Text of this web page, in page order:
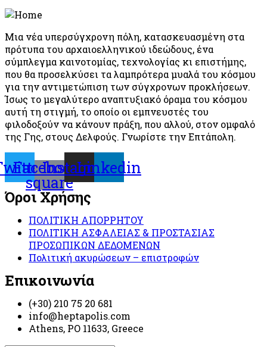
Μια νέα υπερσύγχρονη πόλη, κατασκευασμένη στα
πρότυπα του αρχαιοελληνικού ιδεώδους, ένα
σύμπλεγμα καινοτομίας, τεχνολογίας κι επιστήμης,
που θα προσελκύσει τα λαμπρότερα μυαλά του κόσμου
για την αντιμετώπιση των σύγχρονων προκλήσεων.
Ίσως το μεγαλύτερο αναπτυξιακό όραμα του κόσμου
αυτή τη στιγμή, το οποίο οι εμπνευστές του
φιλοδοξούν να κάνουν πράξη, που αλλού, στον ομφαλό
της Γης, στους Δελφούς. Γνωρίστε την Επτάπολη.
Facebook-
square
Instagram
Linkedin
Όροι Χρήσης
ΠΟΛΙΤΙΚΗ ΑΠΟΡΡΗΤΟΥ
ΠΟΛΙΤΙΚΗ ΑΣΦΑΛΕΙΑΣ & ΠΡΟΣΤΑΣΙΑΣ
ΠΡΟΣΩΠΙΚΩΝ ΔΕΔΟΜΕΝΩΝ
Πολιτική ακυρώσεων – επιστροφών
Επικοινωνία
(+30) 210 75 20 681
info@heptapolis.com
Athens, PO 11633, Greece